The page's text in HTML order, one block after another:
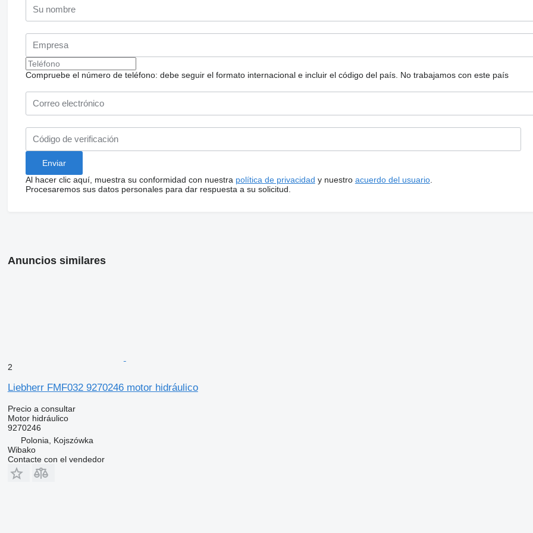
Compruebe el número de teléfono: debe seguir el formato internacional e incluir el código del país. No trabajamos con este país
Al hacer clic aquí, muestra su conformidad con nuestra política de privacidad y nuestro acuerdo del usuario.
Procesaremos sus datos personales para dar respuesta a su solicitud.
Anuncios similares
2
Liebherr FMF032 9270246 motor hidráulico
Precio a consultar
Motor hidráulico
9270246
Polonia, Kojszówka
Wibako
Contacte con el vendedor